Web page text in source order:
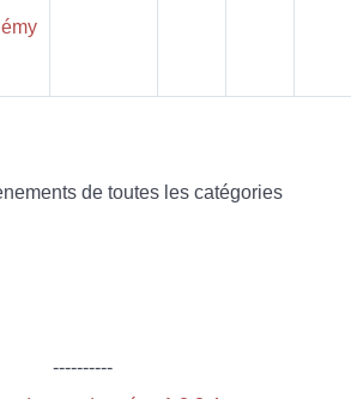
de toutes les catégories
----------